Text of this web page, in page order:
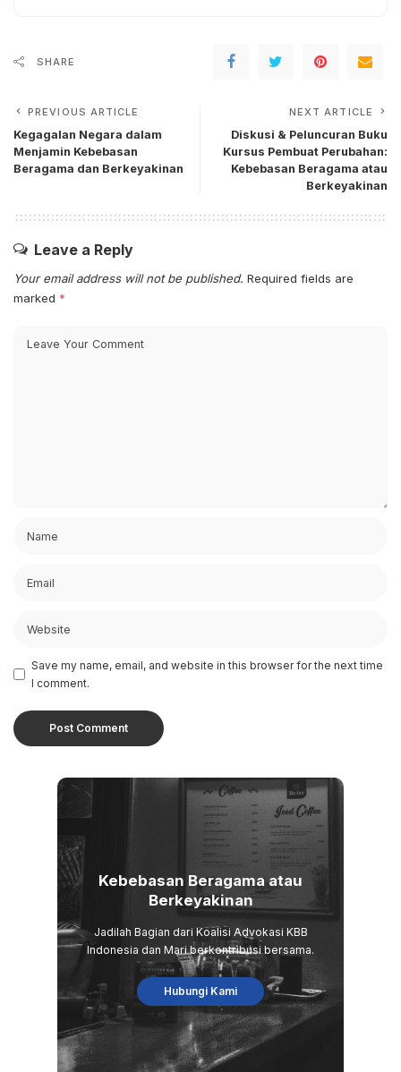
SHARE
PREVIOUS ARTICLE
Kegagalan Negara dalam
Menjamin Kebebasan
Beragama dan Berkeyakinan
NEXT ARTICLE
Diskusi & Peluncuran Buku
Kursus Pembuat Perubahan:
Kebebasan Beragama atau
Berkeyakinan
Leave a Reply
Your email address will not be published. Required fields are
marked *
Save my name, email, and website in this browser for the next time
I comment.
Kebebasan Beragama atau
Berkeyakinan
Jadilah Bagian dari Koalisi Advokasi KBB
Indonesia dan Mari berkontribusi bersama.
Hubungi Kami